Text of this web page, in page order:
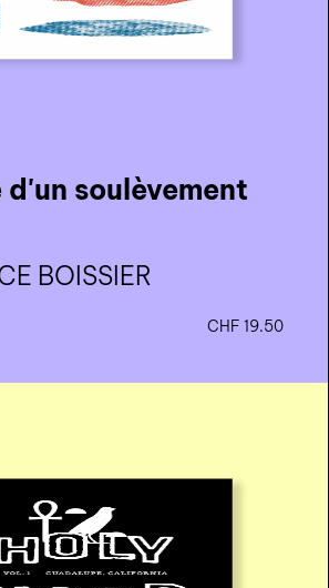
soulèvement
BOISSIER
CHF 19.50